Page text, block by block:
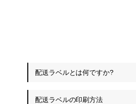
配送ラベルとは何ですか?
配送ラベルの印刷方法